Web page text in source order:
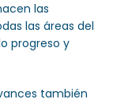
las
las áreas del
progreso y
también